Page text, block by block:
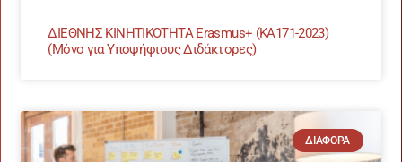
ΔΙΕΘΝΗΣ ΚΙΝΗΤΙΚΟΤΗΤΑ Erasmus+ (ΚΑ171-2023)
(Μόνο για Υποψήφιους Διδάκτορες)
ΔΙΆΦΟΡΑ